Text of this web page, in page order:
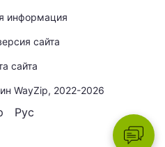
информация
сайта
сайта
WayZip, 2022-2026
Рус